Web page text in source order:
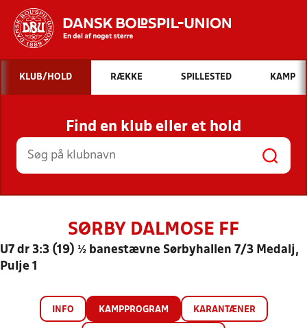
Hvad vil du søge efter?
INDHOLD OG NYHEDER
STILLINGER, RESULTATER, KLUBBER OG
HOLD
KLUB/HOLD RÆKKE SPILLESTED KAMP
Find en klub eller et hold
SØRBY DALMOSE FF
U7 dr 3:3 (19) ½ banestævne Sørbyhallen 7/3 Medalj,
Pulje 1
INFO KAMPPROGRAM KARANTÆNER